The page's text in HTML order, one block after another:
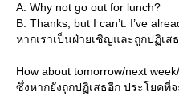
A: Why not go out for lunch?
B: Thanks, but I can’t. I’ve
หากเราเป็นฝ่ายเชิญและถูกปฏิเส
How about tomorrow/next
ซึ่งหากยังถูกปฏิเสธอีก ประโยคที่